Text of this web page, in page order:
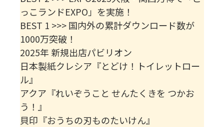
っこランドEXPO」を実施！
BEST 1 >>> 国内外の累計ダウンロード数が
1000万突破！
2025年 新規出店パビリオン
日本製紙クレシア『とどけ！トイレットロー
ル』
アクア『れいぞうこと せんたくきを つかお
う！』
貝印『おうちの刃ものたいけん』